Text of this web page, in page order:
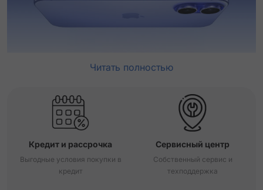
Читать полностью
Кредит и рассрочка
Выгодные условия покупки в
кредит
Сервисный центр
Собственный сервис и
техподдержка